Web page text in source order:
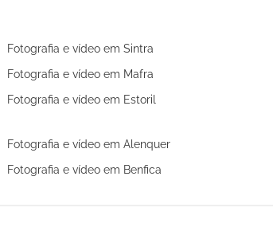
Fotografia e vídeo em Sintra
Fotografia e vídeo em Mafra
Fotografia e vídeo em Estoril
Fotografia e vídeo em Alenquer
Fotografia e vídeo em Benfica